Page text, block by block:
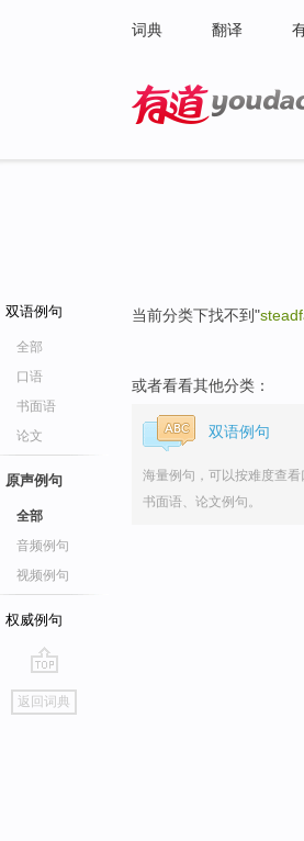
词典 翻译
双语例句
全部
口语
书面语
论文
原声例句
全部
音频例句
视频例句
权威例句
go
top
返回词典
当前分类下找不到"
或者看看其他分类：
双语例句
海量例句，可以按难度查看
书面语、论文例句。